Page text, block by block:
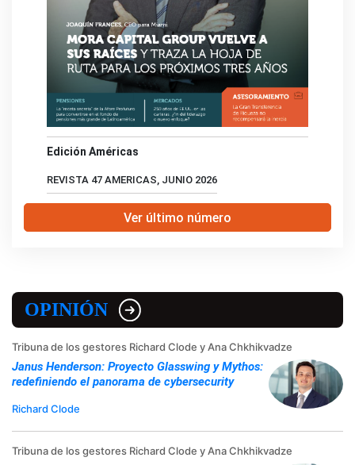
Edición Américas
REVISTA 47 AMERICAS, JUNIO 2026
Ver último número
OPINIÓN
Tribuna de los gestores Richard Clode y Ana Chkhikvadze
Janus Henderson: Proyecto Glasswing y Mythos:
redefiniendo el panorama de cybersecurity
Richard Clode
Tribuna de los gestores Richard Clode y Ana Chkhikvadze